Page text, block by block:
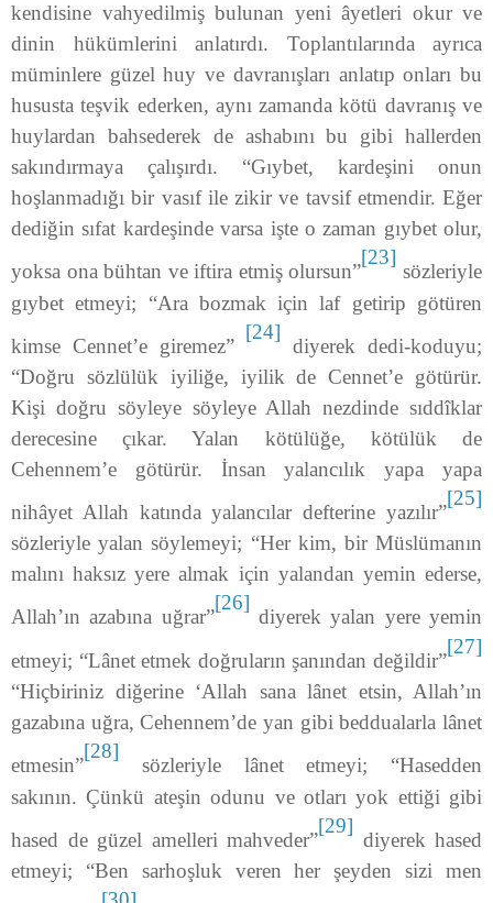
kendisine vahyedilmiş bulunan yeni âyetleri okur ve
dinin hükümlerini anlatırdı. Toplantılarında ayrıca
müminlere güzel huy ve davranışları anlatıp onları bu
hususta teşvik ederken, aynı zamanda kötü davranış ve
huylardan bahsederek de ashabını bu gibi hallerden
sakındırmaya çalışırdı. “Gıybet, kardeşini onun
hoşlanmadığı bir vasıf ile zikir ve tavsif etmendir. Eğer
dediğin sıfat kardeşinde varsa işte o zaman gıybet olur,
yoksa ona bühtan ve iftira etmiş olursun”
[23]
sözleriyle
gıybet etmeyi; “Ara bozmak için laf getirip götüren
kimse Cennet’e giremez”
[24]
diyerek dedi-koduyu;
“Doğru sözlülük iyiliğe, iyilik de Cennet’e götürür.
Kişi doğru söyleye söyleye Allah nezdinde sıddîklar
derecesine çıkar. Yalan kötülüğe, kötülük de
Cehennem’e götürür. İnsan yalancılık yapa yapa
nihâyet Allah katında yalancılar defterine yazılır”
[25]
sözleriyle yalan söylemeyi; “Her kim, bir Müslümanın
malını haksız yere almak için yalandan yemin ederse,
Allah’ın azabına uğrar”
[26]
diyerek yalan yere yemin
etmeyi; “Lânet etmek doğruların şanından değildir”
[27]
“Hiçbiriniz diğerine ‘Allah sana lânet etsin, Allah’ın
gazabına uğra, Cehennem’de yan gibi beddualarla lânet
etmesin”
[28]
sözleriyle lânet etmeyi; “Hasedden
sakının. Çünkü ateşin odunu ve otları yok ettiği gibi
hased de güzel amelleri mahveder”
[29]
diyerek hased
etmeyi; “Ben sarhoşluk veren her şeyden sizi men